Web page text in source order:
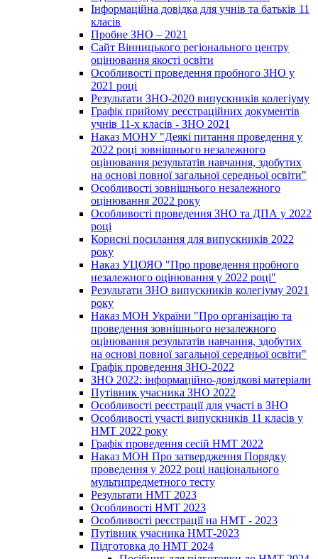
Інформаційна довідка для учнів та батьків 11
класів
Пробне ЗНО – 2021
Сайт Вінницького регіонального центру
оцінювання якості освіти
Особливості проведення пробного ЗНО у
2021 році
Результати ЗНО-2020 випускників колегіуму
Графік прийому реєстраційних документів
учнів 11-х класів - ЗНО 2021
Наказ МОНУ "Деякі питання проведення у
2022 році зовнішнього незалежного
оцінювання результатів навчання, здобутих
на основі повної загальної середньої освіти"
Особливості зовнішнього незалежного
оцінювання 2022 року
Особливості проведення ЗНО та ДПА у 2022
році
Корисні посилання для випускників 2022
року
Наказ УЦОЯО "Про проведення пробного
незалежного оцінювання у 2022 році"
Результати ЗНО випускників колегіуму 2021
року
Наказ МОН України "Про організацію та
проведення зовнішнього незалежного
оцінювання результатів навчання, здобутих
на основі повної загальної середньої освіти"
Графік проведення ЗНО-2022
ЗНО 2022: інформаційно-довідкові матеріали
Путівник учасника ЗНО 2022
Особливості реєстрації для участі в ЗНО
Особливості участі випускників 11 класів у
НМТ 2022 року
Графік проведення сесій НМТ 2022
Наказ МОН Про затвердження Порядку
проведення у 2022 році національного
мультипредметного тесту
Результати НМТ 2023
Особливості НМТ 2023
Особливості реєстрації на НМТ - 2023
Путівник учасника НМТ-2023
Підготовка до НМТ 2024